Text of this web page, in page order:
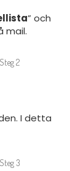
” och
mail.
I detta